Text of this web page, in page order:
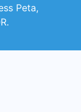
Peta,